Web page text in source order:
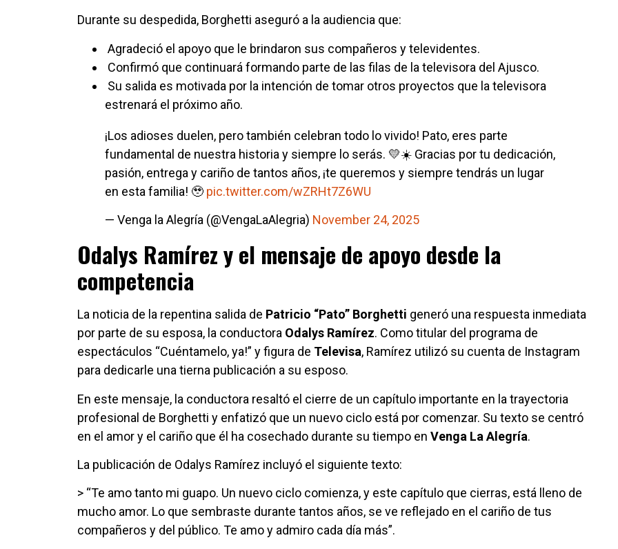
Durante su despedida, Borghetti aseguró a la audiencia que:
Agradeció el apoyo que le brindaron sus compañeros y televidentes.
Confirmó que continuará formando parte de las filas de la televisora del Ajusco.
Su salida es motivada por la intención de tomar otros proyectos que la televisora
estrenará el próximo año.
¡Los adioses duelen, pero también celebran todo lo vivido! Pato, eres parte
fundamental de nuestra historia y siempre lo serás. 💛☀️ Gracias por tu dedicación,
pasión, entrega y cariño de tantos años, ¡te queremos y siempre tendrás un lugar
en esta familia! 🥹 pic.twitter.com/wZRHt7Z6WU
— Venga la Alegría (@VengaLaAlegria) November 24, 2025
Odalys Ramírez y el mensaje de apoyo desde la
competencia
La noticia de la repentina salida de Patricio “Pato” Borghetti generó una respuesta inmediata
por parte de su esposa, la conductora Odalys Ramírez. Como titular del programa de
espectáculos “Cuéntamelo, ya!” y figura de Televisa, Ramírez utilizó su cuenta de Instagram
para dedicarle una tierna publicación a su esposo.
En este mensaje, la conductora resaltó el cierre de un capítulo importante en la trayectoria
profesional de Borghetti y enfatizó que un nuevo ciclo está por comenzar. Su texto se centró
en el amor y el cariño que él ha cosechado durante su tiempo en Venga La Alegría.
La publicación de Odalys Ramírez incluyó el siguiente texto:
> “Te amo tanto mi guapo. Un nuevo ciclo comienza, y este capítulo que cierras, está lleno de
mucho amor. Lo que sembraste durante tantos años, se ve reflejado en el cariño de tus
compañeros y del público. Te amo y admiro cada día más”.